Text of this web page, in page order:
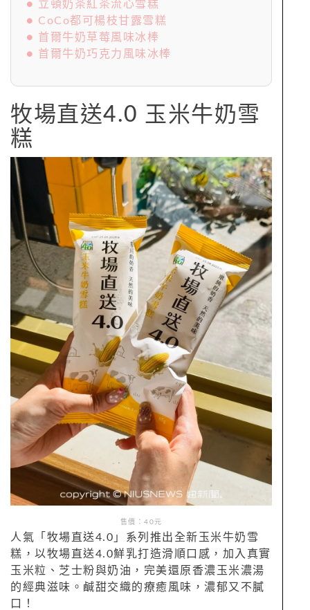
● 立頓奶茶紅茶流心雪糕
● CoCo都可楊枝甘露雪糕
● 首爾牛奶草莓風味冰棒
● 首爾牛奶巧克力風味冰棒
牧場直送4.0 玉米牛奶雪
糕
售價：40元
人氣「牧場直送4.0」系列推出全新玉米牛奶雪
糕，以牧場直送4.0鮮乳打造滑順口感，加入真實
玉米粒、芝士粉與奶油，完美還原香濃玉米濃湯
的經典滋味。鹹甜交織的療癒風味，濃郁又不膩
口！